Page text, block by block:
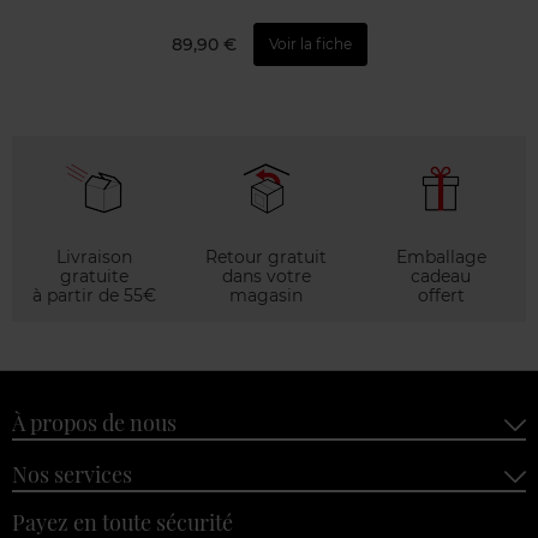
89,90 € Voir la fiche
Livraison
gratuite
à partir de 55€
Retour gratuit
dans votre
magasin
Emballage
cadeau
offert
À propos de nous
Nos services
Payez en toute sécurité